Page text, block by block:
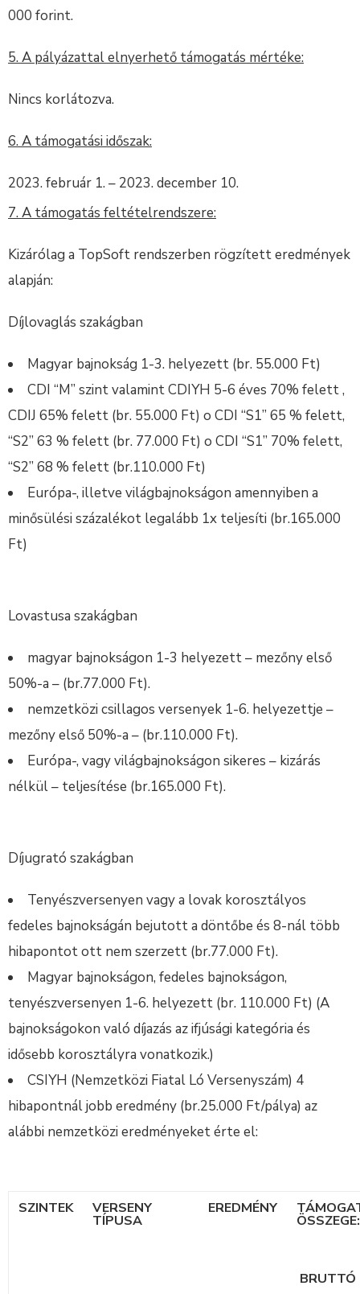
000 forint.
5. A pályázattal elnyerhető támogatás mértéke:
Nincs korlátozva.
6. A támogatási időszak:
február 1. – 2023. december 10.
7. A támogatás feltételrendszere:
Kizárólag a TopSoft rendszerben rögzített eredmények
alapján:
Díjlovaglás szakágban
Magyar bajnokság 1-3. helyezett (br. 55.000 Ft)
CDI “M” szint valamint CDIYH 5-6 éves 70% felett ,
CDIJ 65% felett (br. 55.000 Ft) o CDI “S1” 65 % felett,
“S2” 63 % felett (br. 77.000 Ft) o CDI “S1” 70% felett,
“S2” 68 % felett (br.110.000 Ft)
Európa-, illetve világbajnokságon amennyiben a
minősülési százalékot legalább 1x teljesíti (br.165.000
Ft)
Lovastusa szakágban
magyar bajnokságon 1-3 helyezett – mezőny első
50%-a – (br.77.000 Ft).
nemzetközi csillagos versenyek 1-6. helyezettje –
mezőny első 50%-a – (br.110.000 Ft).
Európa-, vagy világbajnokságon sikeres – kizárás
nélkül – teljesítése (br.165.000 Ft).
Díjugrató szakágban
Tenyészversenyen vagy a lovak korosztályos
fedeles bajnokságán bejutott a döntőbe és 8-nál több
hibapontot ott nem szerzett (br.77.000 Ft).
Magyar bajnokságon, fedeles bajnokságon,
tenyészversenyen 1-6. helyezett (br. 110.000 Ft) (A
bajnokságokon való díjazás az ifjúsági kategória és
idősebb korosztályra vonatkozik.)
CSIYH (Nemzetközi Fiatal Ló Versenyszám) 4
hibapontnál jobb eredmény (br.25.000 Ft/pálya) az
alábbi nemzetközi eredményeket érte el:
SZINTEK VERSENY
TÍPUSA
EREDMÉNY
ÖSSZEGE:
BRUTTÓ